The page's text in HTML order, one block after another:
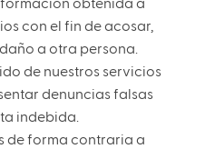
obtenida a
con el fin de acosar,
a otra persona.
de nuestros servicios
denuncias falsas
indebida.
de forma contraria a